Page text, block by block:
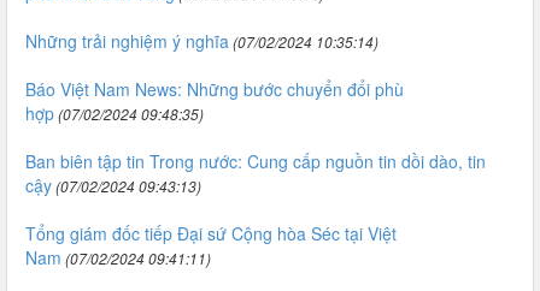
Những trải nghiệm ý nghĩa(07/02/2024 10:35:14)
Báo Việt Nam News: Những bước chuyển đổi phù
hợp(07/02/2024 09:48:35)
Ban biên tập tin Trong nước: Cung cấp nguồn tin dồi dào, tin
cậy(07/02/2024 09:43:13)
Tổng giám đốc tiếp Đại sứ Cộng hòa Séc tại Việt
Nam (07/02/2024 09:41:11)